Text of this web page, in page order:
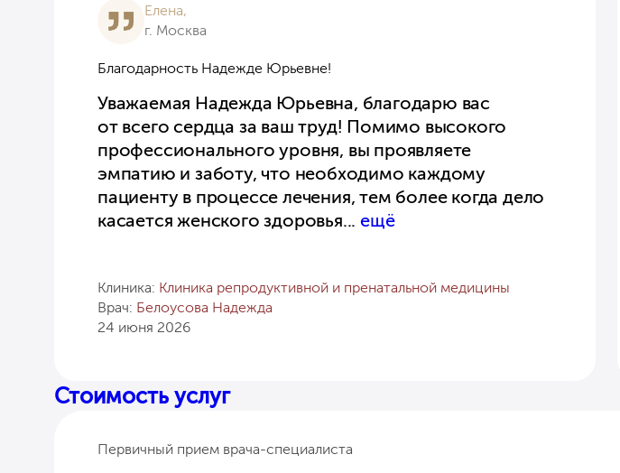
Елена,
г. Москва
Благодарность Надежде Юрьевне!
Уважаемая Надежда Юрьевна, благодарю вас
от всего сердца за ваш труд! Помимо высокого
профессионального уровня, вы проявляете
эмпатию и заботу, что необходимо каждому
пациенту в процессе лечения, тем более когда дело
касается женского здоровья... ещё
Клиника: Клиника репродуктивной и пренатальной медицины
Врач: Белоусова Надежда
24 июня 2026
Стоимость услуг
Первичный прием врача-специалиста